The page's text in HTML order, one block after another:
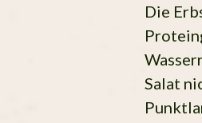
Die
Salat